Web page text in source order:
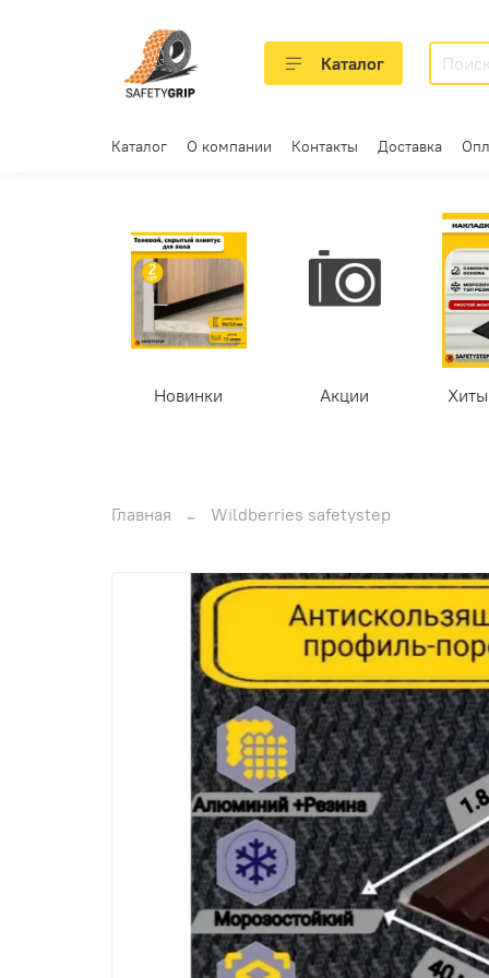
Каталог
Каталог О компании Контакты Доставка
Новинки Акции
Главная Wildberries safetystep